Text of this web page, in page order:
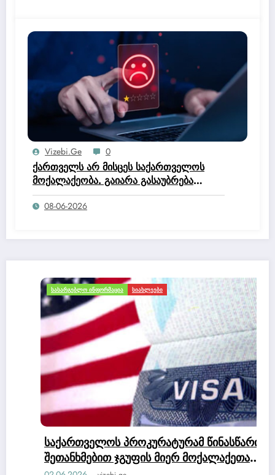
Vizebi.ge 0
ქართველს არ მისცეს საქართველოს
მოქალაქეობა. გაიარა გასაუბრება
იუსტიციის სახლში და მოქალაქეობის
კომისია დაწერა, რომ არ ეკუთნის
08-06-2026
ᲡᲐᲡᲐᲠᲒᲔᲑᲚᲝ ᲘᲜᲤᲝᲠᲛᲐᲪᲘᲐ ᲡᲘᲐᲮᲚᲔᲔᲑᲘ
საქართველოს პროკურატურამ წინასწარი
შეთანხმებით ჯგუფის მიერ მოქალაქეთა